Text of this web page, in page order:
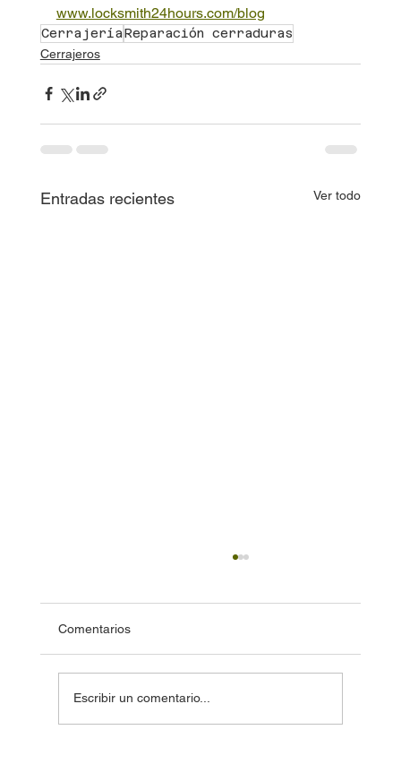
www.locksmith24hours.com/blog
CerrajeríaReparación cerraduras
Cerrajeros
Entradas recientes Ver todo
Comentarios
Escribir un comentario...